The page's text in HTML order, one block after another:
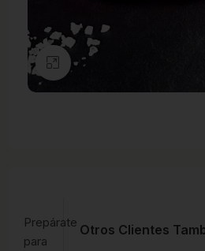
Clic para ampliar
Prepárate
para
Otros Clientes